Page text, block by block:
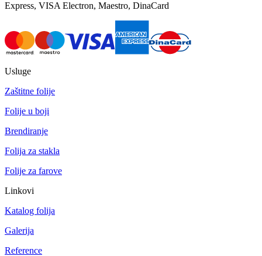
Express, VISA Electron, Maestro, DinaCard
Usluge
Zaštitne folije
Folije u boji
Brendiranje
Folija za stakla
Folije za farove
Linkovi
Katalog folija
Galerija
Reference